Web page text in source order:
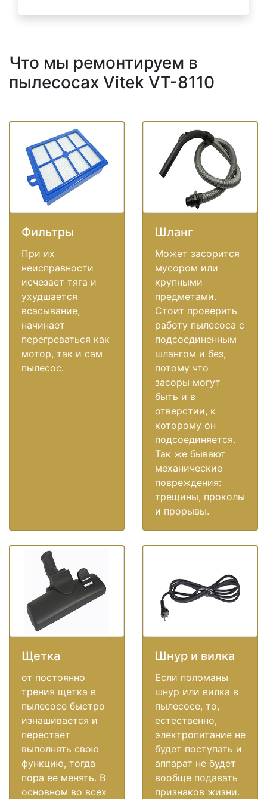
Что мы ремонтируем в
пылесосах Vitek VT-8110
Фильтры
При их
неисправности
исчезает тяга и
ухудшается
всасывание,
начинает
перегреваться как
мотор, так и сам
пылесос.
Шланг
Может засорится
мусором или
крупными
предметами.
Стоит проверить
работу пылесоса с
подсоединенным
шлангом и без,
потому что
засоры могут
быть и в
отверстии, к
которому он
подсоединяется.
Так же бывают
механические
повреждения:
трещины, проколы
и прорывы.
Щетка
от постоянно
трения щетка в
пылесосе быстро
изнашивается и
перестает
выполнять свою
функцию, тогда
пора ее менять. В
основном во всех
Шнур и вилка
Если поломаны
шнур или вилка в
пылесосе, то,
естественно,
электропитание не
будет поступать и
аппарат не будет
вообще подавать
признаков жизни.